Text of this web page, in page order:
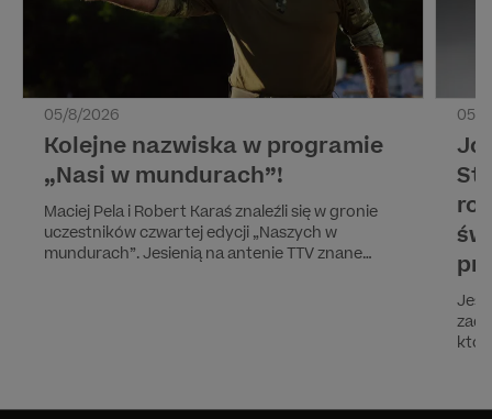
05/8/2026
Kolejne nazwiska w programie
„Nasi w mundurach”!
Maciej Pela i Robert Karaś znaleźli się w gronie
uczestników czwartej edycji „Naszych w
mundurach”. Jesienią na antenie TTV znane
05/